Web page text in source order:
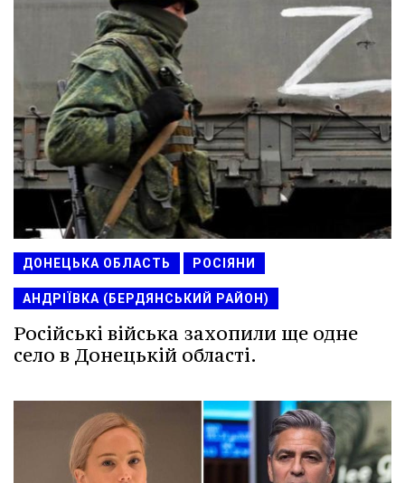
ДОНЕЦЬКА ОБЛАСТЬ РОСІЯНИ
АНДРІЇВКА (БЕРДЯНСЬКИЙ РАЙОН)
Російські війська захопили ще одне
село в Донецькій області.